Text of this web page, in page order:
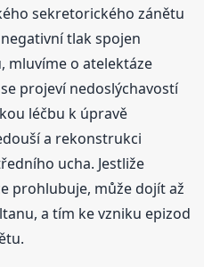
sekretorického zánětu
tlak spojen
mluvíme o atelektáze
projeví nedoslýchavostí
léčbu k úpravě
a rekonstrukci
ucha. Jestliže
prohlubuje, může dojít až
a tím ke vzniku epizod